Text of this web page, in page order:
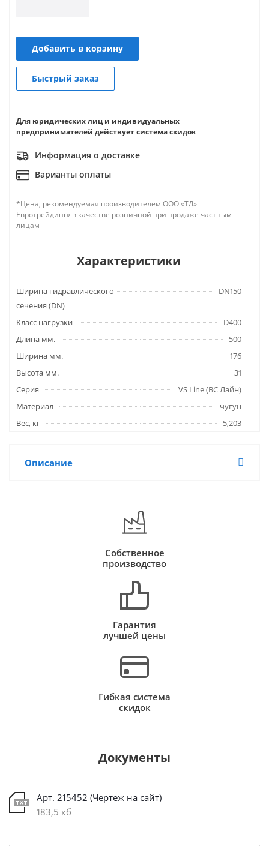
Добавить в корзину
Быстрый заказ
Для юридических лиц и индивидуальных
предпринимателей действует система скидок
Информация о доставке
Варианты оплаты
*Цена, рекомендуемая производителем ООО «ТД»
Евротрейдинг» в качестве розничной при продаже частным
лицам
Характеристики
Ширина гидравлического
сечения (DN)
DN150
Класс нагрузки
D400
Длина мм.
500
Ширина мм.
176
Высота мм.
31
Серия
VS Line (ВС Лайн)
Материал
чугун
Вес, кг
5,203
Описание
Собственное
производство
Гарантия
лучшей цены
Гибкая система
скидок
Документы
Арт. 215452 (Чертеж на сайт)
183,5 кб